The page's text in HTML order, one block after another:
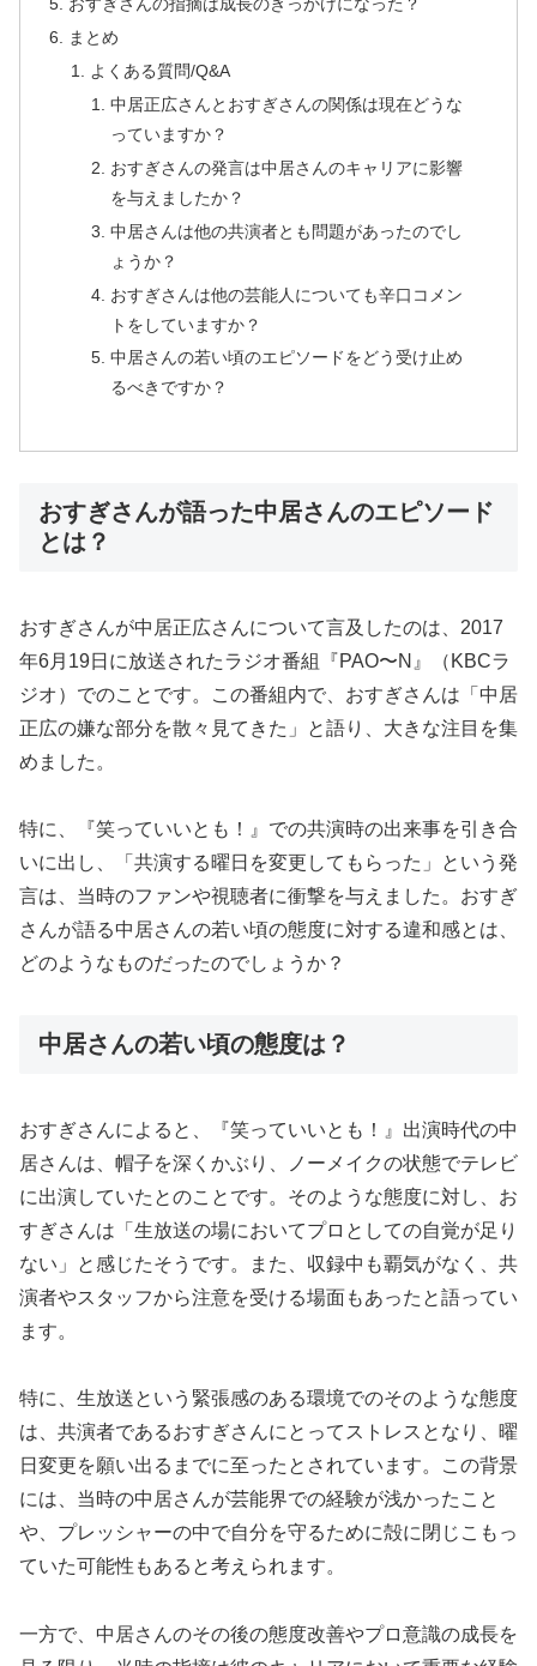
おすぎさんの指摘は成長のきっかけになった？
まとめ
よくある質問/Q&A
中居正広さんとおすぎさんの関係は現在どうな
っていますか？
おすぎさんの発言は中居さんのキャリアに影響
を与えましたか？
中居さんは他の共演者とも問題があったのでし
ょうか？
おすぎさんは他の芸能人についても辛口コメン
トをしていますか？
中居さんの若い頃のエピソードをどう受け止め
るべきですか？
おすぎさんが語った中居さんのエピソード
とは？
おすぎさんが中居正広さんについて言及したのは、2017
年6月19日に放送されたラジオ番組『PAO〜N』（KBCラ
ジオ）でのことです。この番組内で、おすぎさんは「中居
正広の嫌な部分を散々見てきた」と語り、大きな注目を集
めました。
特に、『笑っていいとも！』での共演時の出来事を引き合
いに出し、「共演する曜日を変更してもらった」という発
言は、当時のファンや視聴者に衝撃を与えました。おすぎ
さんが語る中居さんの若い頃の態度に対する違和感とは、
どのようなものだったのでしょうか？
中居さんの若い頃の態度は？
おすぎさんによると、『笑っていいとも！』出演時代の中
居さんは、帽子を深くかぶり、ノーメイクの状態でテレビ
に出演していたとのことです。そのような態度に対し、お
すぎさんは「生放送の場においてプロとしての自覚が足り
ない」と感じたそうです。また、収録中も覇気がなく、共
演者やスタッフから注意を受ける場面もあったと語ってい
ます。
特に、生放送という緊張感のある環境でのそのような態度
は、共演者であるおすぎさんにとってストレスとなり、曜
日変更を願い出るまでに至ったとされています。この背景
には、当時の中居さんが芸能界での経験が浅かったこと
や、プレッシャーの中で自分を守るために殻に閉じこもっ
ていた可能性もあると考えられます。
一方で、中居さんのその後の態度改善やプロ意識の成長を